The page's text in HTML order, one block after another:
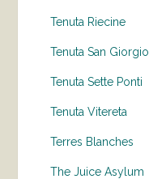
Tenuta Riecine
Tenuta San Giorgio
Tenuta Sette Ponti
Tenuta Vitereta
Terres Blanches
The Juice Asylum